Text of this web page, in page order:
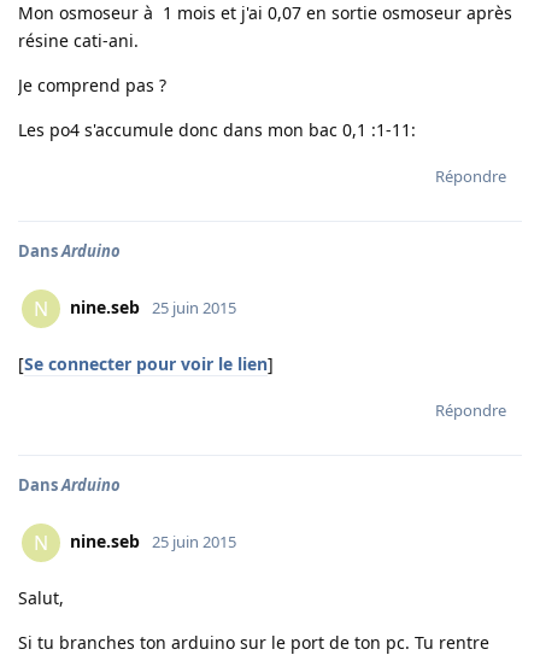
Mon osmoseur à 1 mois et j'ai 0,07 en sortie osmoseur après
résine cati-ani.
Je comprend pas ?
Les po4 s'accumule donc dans mon bac 0,1 :1-11:
Répondre
DansArduino
N nine.seb 25 juin 2015
[Se connecter pour voir le lien]
Répondre
DansArduino
N nine.seb 25 juin 2015
Salut,
Si tu branches ton arduino sur le port de ton pc. Tu rentre